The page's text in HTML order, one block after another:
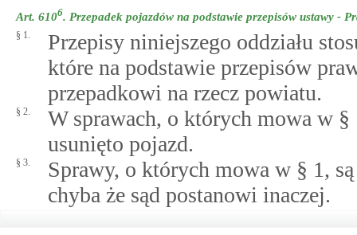
Art. 6106. Przepadek pojazdów na podstawie przepisów ustawy -
§ 1.
Przepisy niniejszego oddziału
które na podstawie przepisów
przepadkowi na rzecz powiatu.
§ 2.
W sprawach, o których mowa w
usunięto pojazd.
§ 3.
Sprawy, o których mowa w § 1,
chyba że sąd postanowi inaczej.